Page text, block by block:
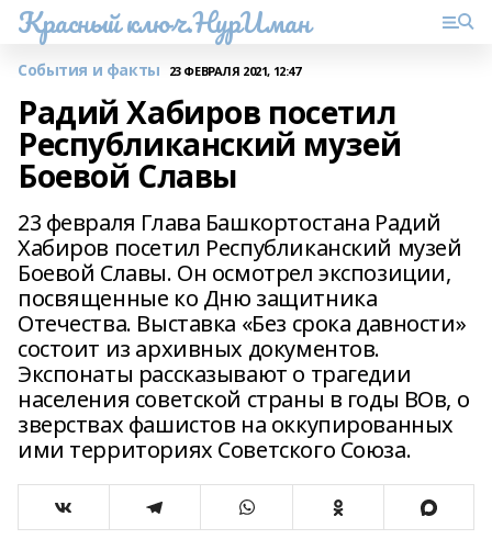
Красный ключ.НурИман
События и факты 23 ФЕВРАЛЯ 2021, 12:47
Радий Хабиров посетил
Республиканский музей
Боевой Славы
23 февраля Глава Башкортостана Радий
Хабиров посетил Республиканский музей
Боевой Славы. Он осмотрел экспозиции,
посвященные ко Дню защитника
Отечества. Выставка «Без срока давности»
состоит из архивных документов.
Экспонаты рассказывают о трагедии
населения советской страны в годы ВОв, о
зверствах фашистов на оккупированных
ими территориях Советского Союза.